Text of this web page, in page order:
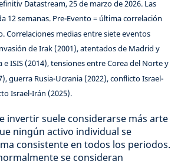
Datastream, 25 de marzo de 2026. Las
12 semanas. Pre-Evento = última correlación
Correlaciones medias entre siete eventos
de Irak (2001), atentados de Madrid y
e ISIS (2014), tensiones entre Corea del Norte y
guerra Rusia-Ucrania (2022), conflicto Israel-
Israel-Irán (2025).
invertir suele considerarse más arte
ningún activo individual se
consistente en todos los periodos.
se consideran